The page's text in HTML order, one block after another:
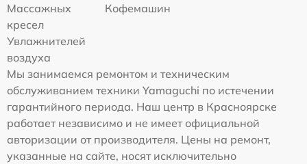
Массажных
кресел
Кофемашин
Увлажнителей
воздуха
Мы занимаемся ремонтом и техническим
обслуживанием техники Yamaguchi по истечении
гарантийного периода. Наш центр в Красноярске
работает независимо и не имеет официальной
авторизации от производителя. Цены на ремонт,
указанные на сайте, носят исключительно